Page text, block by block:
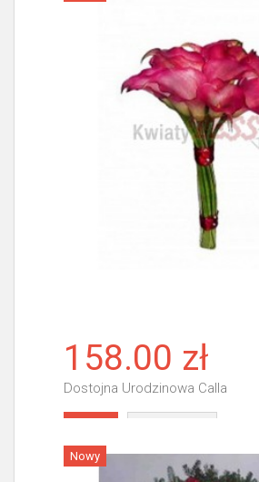
158.00 zł
Dostojna Urodzinowa Calla
Nowy